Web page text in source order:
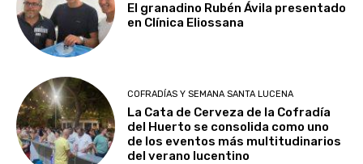
El granadino Rubén Ávila presentado
en Clínica Eliossana
COFRADÍAS Y SEMANA SANTA LUCENA
La Cata de Cerveza de la Cofradía
del Huerto se consolida como uno
de los eventos más multitudinarios
del verano lucentino